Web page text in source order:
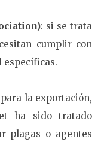
: si se trata
cumplir con
específicas.
la exportación,
ha sido tratado
plagas o agentes